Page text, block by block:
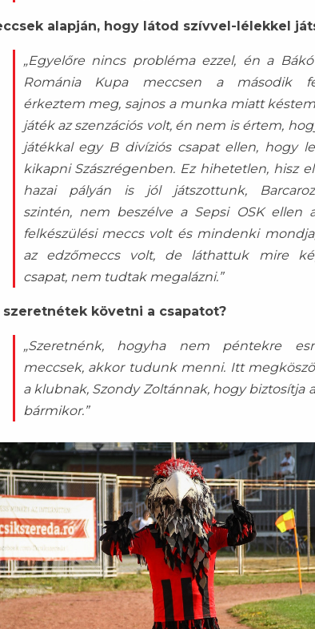
alapján, hogy látod szívvel-lélekkel
„Egyelőre nincs probléma ezzel, én a
Románia Kupa meccsen a második
érkeztem meg, sajnos a munka miatt
játék az szenzációs volt, én nem is értem,
játékkal egy B divíziós csapat ellen, hogy
kikapni Szászrégenben. Ez hihetetlen, hisz
hazai pályán is jól játszottunk,
szintén, nem beszélve a Sepsi OSK ellen
felkészülési meccs volt és mindenki
az edzőmeccs volt, de láthattuk mire
csapat, nem tudtak megalázni.”
szeretnétek követni a csapatot?
„Szeretnénk, hogyha nem péntekre
meccsek, akkor tudunk menni. Itt
a klubnak, Szondy Zoltánnak, hogy biztosítja
bármikor.”